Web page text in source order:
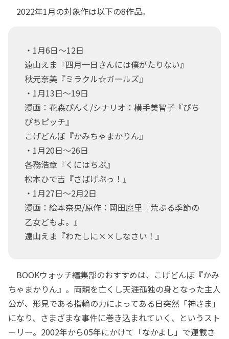
2022年1月の対象作は以下の8作品。
・1月6日～12日
遠山えま『四月一日さんには僕がたりない』
秋元奈美『ミラクル☆ガールズ』
・1月13日～19日
漫画：花森ぴんく/シナリオ：横手美智子『ぴち
ぴちピッチ』
こげどんぼ『かみちゃまかりん』
・1月20日～26日
各務浩章『くにはちぶ』
松本ひで吉『さばげぶっ！』
・1月27日～2月2日
漫画：絵本奈央/原作：岡田麿里『荒ぶる季節の
乙女どもよ。』
遠山えま『わたしに××しなさい！』
BOOKウォッチ編集部のおすすめは、こげどんぼ『かみ
ちゃまかりん』。両親を亡くし天涯孤独の身となった主人
公が、形見である指輪の力によってある日突然「神さま」
になり、さまざまな事件に巻き込まれていく、というスト
ーリー。2002年から05年にかけて「なかよし」で連載さ